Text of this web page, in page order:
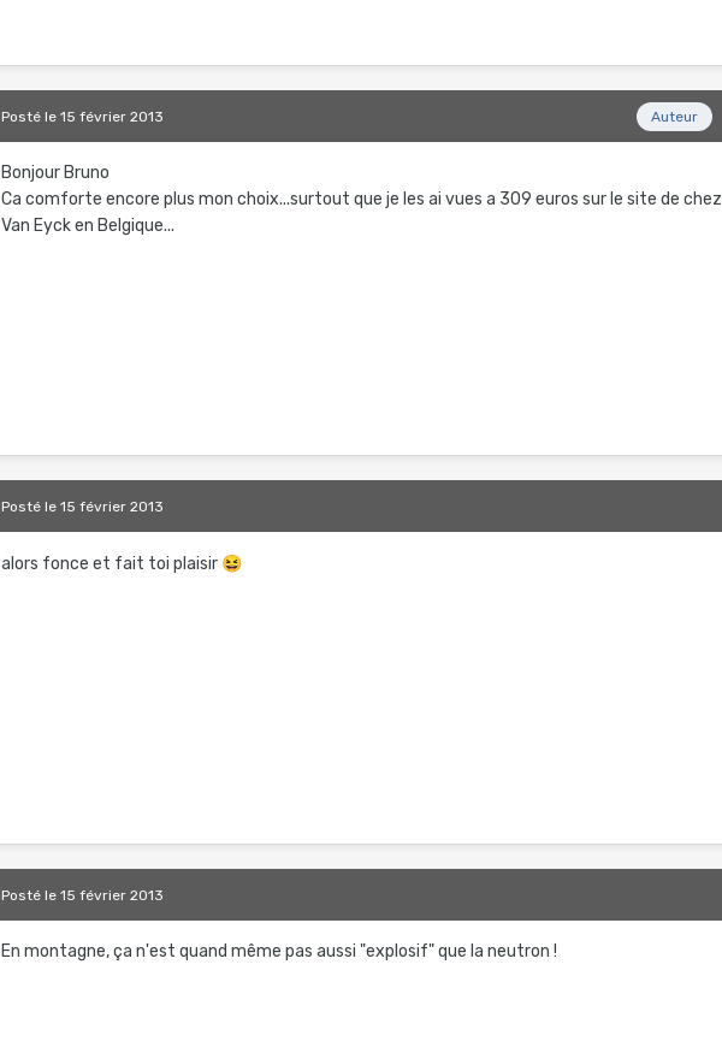
Auteur
Postéle 15 février 2013
Bonjour Bruno
Ca comforte encore plus mon choix...surtout que je les ai vues a 309 euros sur le site de chez
Van Eyck en Belgique...
Postéle 15 février 2013
alors fonce et fait toi plaisir 😆
Postéle 15 février 2013
En montagne, ça n'est quand même pas aussi "explosif" que la neutron !